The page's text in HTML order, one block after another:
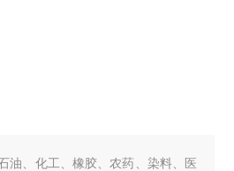
油、化工、橡胶、农药、染料、医